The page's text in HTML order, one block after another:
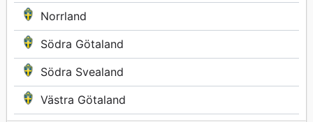
Norrland
Södra Götaland
Södra Svealand
Västra Götaland